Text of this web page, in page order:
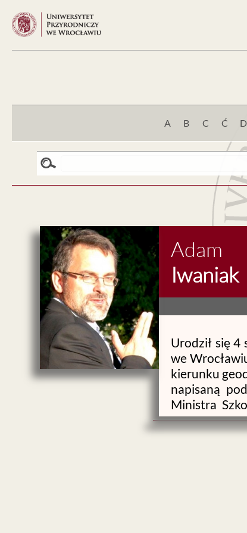
A B C Ć D
Adam
Iwaniak
Urodził się
we
kierunku
napisaną
Ministra
Akademii
jako asystent.